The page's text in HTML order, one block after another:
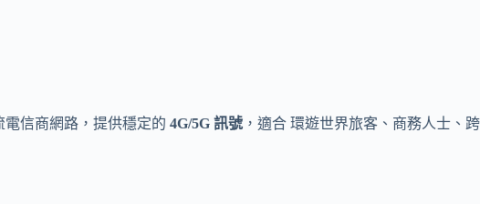
電信商網路，提供穩定的 4G/5G 訊號 ，適合 環遊世界旅客、商務人士、